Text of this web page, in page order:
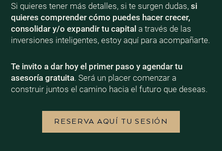
Si quieres tener más detalles, si te surgen dudas, si
quieres comprender cómo puedes hacer crecer,
consolidar y/o expandir tu capitala través de las
inversiones inteligentes, estoy aquí para acompañarte.
Te invito a dar hoy el primer paso y agendar tu
asesoría gratuita. Será un placer comenzar a
construir juntos el camino hacia el futuro que deseas.
RESERVA AQUÍ TU SESIÓN